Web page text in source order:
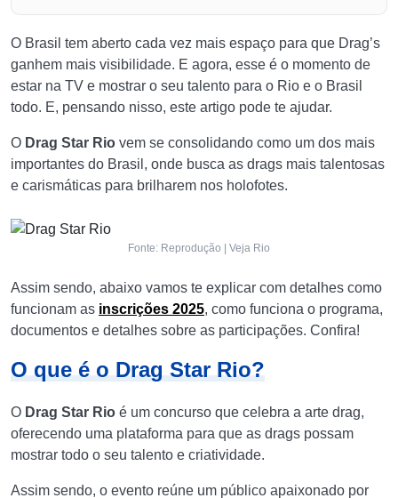
O Brasil tem aberto cada vez mais espaço para que Drag’s
ganhem mais visibilidade. E agora, esse é o momento de
estar na TV e mostrar o seu talento para o Rio e o Brasil
todo. E, pensando nisso, este artigo pode te ajudar.
O Drag Star Rio vem se consolidando como um dos mais
importantes do Brasil, onde busca as drags mais talentosas
e carismáticas para brilharem nos holofotes.
Fonte: Reprodução | Veja Rio
Assim sendo, abaixo vamos te explicar com detalhes como
funcionam as inscrições 2025, como funciona o programa,
documentos e detalhes sobre as participações. Confira!
O que é o Drag Star Rio?
O Drag Star Rio é um concurso que celebra a arte drag,
oferecendo uma plataforma para que as drags possam
mostrar todo o seu talento e criatividade.
Assim sendo, o evento reúne um público apaixonado por